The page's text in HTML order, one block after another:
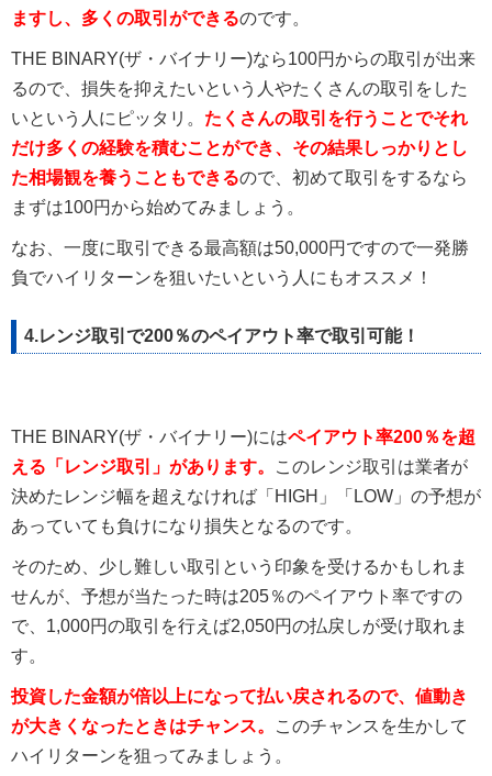
ますし、多くの取引ができるのです。
THE BINARY(ザ・バイナリー)なら100円からの取引が出来
るので、損失を抑えたいという人やたくさんの取引をした
いという人にピッタリ。 たくさんの取引を行うことでそれ
だけ多くの経験を積むことができ、その結果しっかりとし
た相場観を養うこともできるので、初めて取引をするなら
まずは100円から始めてみましょう。
なお、一度に取引できる最高額は50,000円ですので一発勝
負でハイリターンを狙いたいという人にもオススメ！
4.レンジ取引で200％のペイアウト率で取引可能！
THE BINARY(ザ・バイナリー)にはペイアウト率200％を超
える「レンジ取引」があります。
このレンジ取引は業者が
決めたレンジ幅を超えなければ「HIGH」「LOW」の予想が
あっていても負けになり損失となるのです。
そのため、少し難しい取引という印象を受けるかもしれま
せんが、予想が当たった時は205％のペイアウト率ですの
で、1,000円の取引を行えば2,050円の払戻しが受け取れま
す。
投資した金額が倍以上になって払い戻されるので、値動き
が大きくなったときはチャンス。
このチャンスを生かして
ハイリターンを狙ってみましょう。